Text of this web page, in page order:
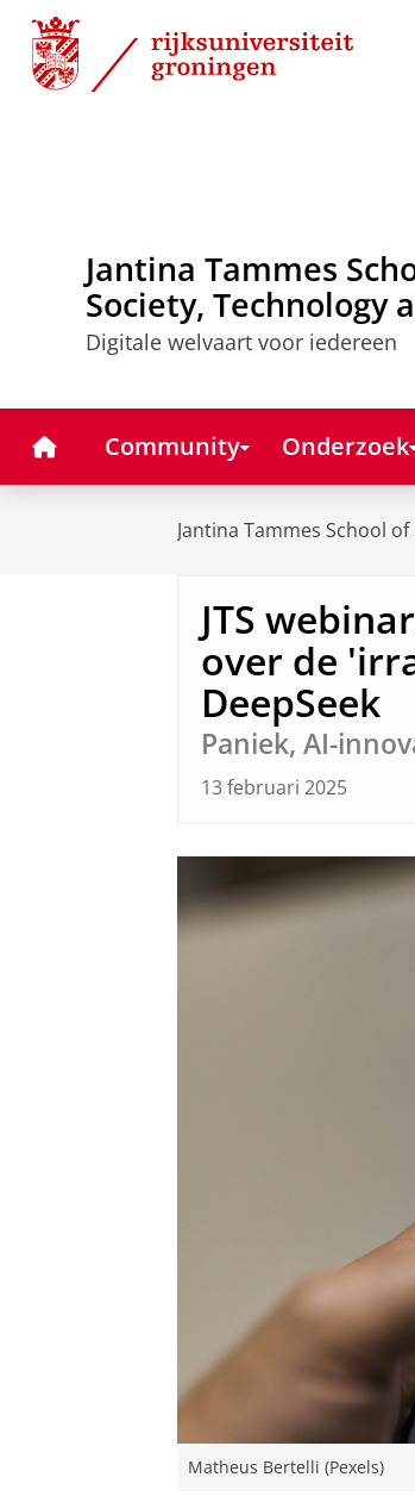
Skip
Content
Skip
Navigation
Jantina Tammes
Society, Technology
Digitale welvaart voor iedereen
HomeCommunity Onderzoek
Jantina Tammes School
JTS
over de
DeepSeek
Paniek, AI-
13 februari 2025
Matheus Bertelli (Pexels)